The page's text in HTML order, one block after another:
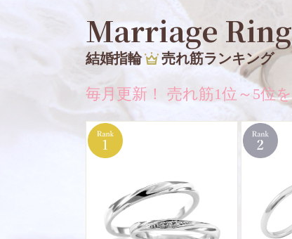
Marriage
結婚指輪 売れ筋ランキング
毎月更新！ 売れ筋1位～5位